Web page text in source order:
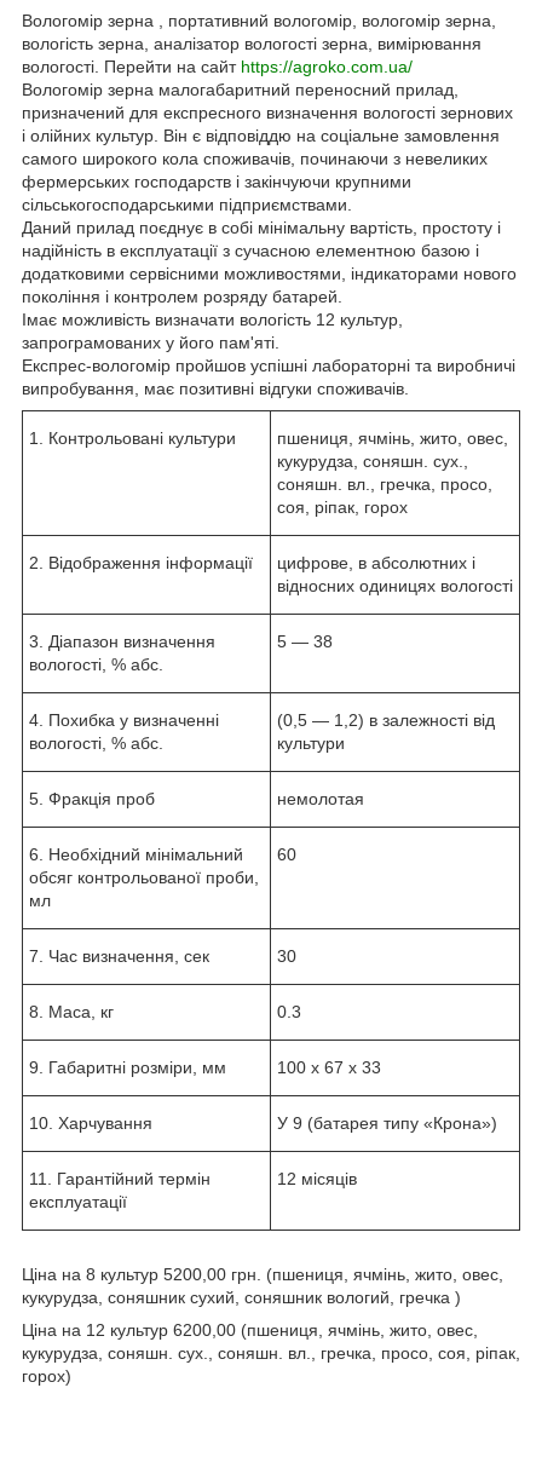
Вологомір зерна , портативний вологомір, вологомір зерна,
вологість зерна, аналізатор вологості зерна, вимірювання
вологості. Перейти на сайт https://agroko.com.ua/
Вологомір зерна малогабаритний переносний прилад,
призначений для експресного визначення вологості зернових
і олійних культур. Він є відповіддю на соціальне замовлення
самого широкого кола споживачів, починаючи з невеликих
фермерських господарств і закінчуючи крупними
сільськогосподарськими підприємствами.
Даний прилад поєднує в собі мінімальну вартість, простоту і
надійність в експлуатації з сучасною елементною базою і
додатковими сервісними можливостями, індикаторами нового
покоління і контролем розряду батарей.
Імає можливість визначати вологість 12 культур,
запрограмованих у його пам'яті.
Експрес-вологомір пройшов успішні лабораторні та виробничі
випробування, має позитивні відгуки споживачів.
1. Контрольовані культури
пшениця, ячмінь, жито, овес,
кукурудза, соняшн. сух.,
соняшн. вл., гречка, просо,
соя, ріпак, горох
2. Відображення інформації
цифрове, в абсолютних і
відносних одиницях вологості
3. Діапазон визначення
вологості, % абс.
5 — 38
4. Похибка у визначенні
вологості, % абс.
(0,5 — 1,2) в залежності від
культури
5. Фракція проб немолотая
6. Необхідний мінімальний
обсяг контрольованої проби,
мл
60
7. Час визначення, сек 30
8. Маса, кг 0.3
9. Габаритні розміри, мм 100 х 67 х 33
10. Харчування У 9 (батарея типу «Крона»)
11. Гарантійний термін
експлуатації
12 місяців
Ціна на 8 культур 5200,00 грн. (пшениця, ячмінь, жито, овес,
кукурудза, соняшник сухий, соняшник вологий, гречка )
Ціна на 12 культур 6200,00 (пшениця, ячмінь, жито, овес,
кукурудза, соняшн. сух., соняшн. вл., гречка, просо, соя, ріпак,
горох)